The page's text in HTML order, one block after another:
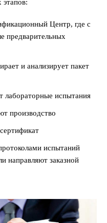
этапов:
Центр, где с
предварительных
и анализирует пакет
лабораторные испытания
производство
испытаний
направляют заказной